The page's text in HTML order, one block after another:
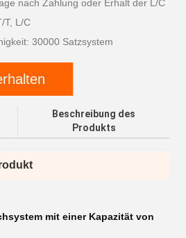
nach Zahlung oder Erhalt der L/C
T, L/C
30000 Satzsystem
Beschreibung des
Produkts
mit einer Kapazität von